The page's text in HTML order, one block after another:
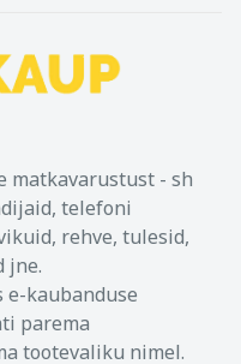
matkavarustust - sh
telefoni
rehve, tulesid,
jne.
kaubanduse
parema
tootevaliku nimel.